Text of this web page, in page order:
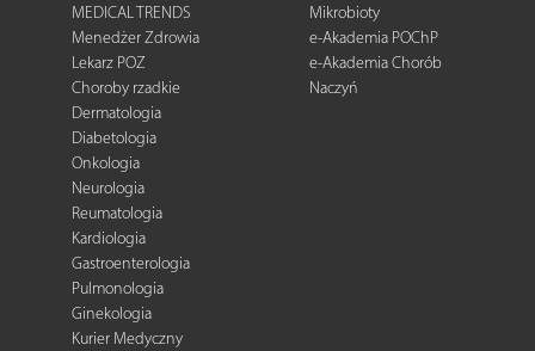
MEDICAL TRENDS
Menedżer Zdrowia
Lekarz POZ
Choroby rzadkie
Dermatologia
Diabetologia
Onkologia
Neurologia
Reumatologia
Kardiologia
Gastroenterologia
Pulmonologia
Ginekologia
Kurier Medyczny
Mikrobioty
e-Akademia POChP
e-Akademia Chorób
Naczyń